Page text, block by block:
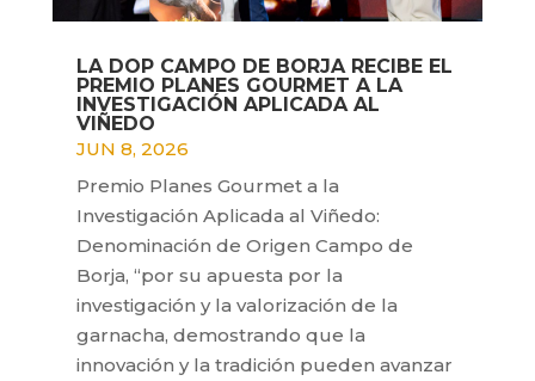
LA DOP CAMPO DE BORJA RECIBE EL
PREMIO PLANES GOURMET A LA
INVESTIGACIÓN APLICADA AL
VIÑEDO
JUN 8, 2026
Premio Planes Gourmet a la
Investigación Aplicada al Viñedo:
Denominación de Origen Campo de
Borja, “por su apuesta por la
investigación y la valorización de la
garnacha, demostrando que la
innovación y la tradición pueden avanzar